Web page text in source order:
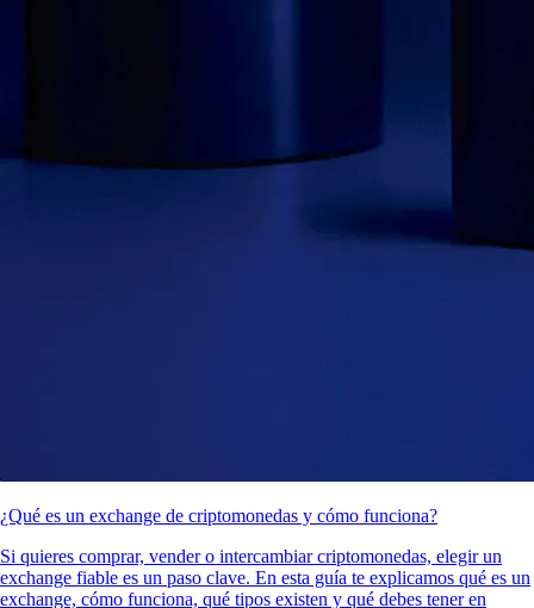
¿Qué es un exchange de criptomonedas y cómo funciona?
Si quieres comprar, vender o intercambiar criptomonedas, elegir un
exchange fiable es un paso clave. En esta guía te explicamos qué es un
exchange, cómo funciona, qué tipos existen y qué debes tener en